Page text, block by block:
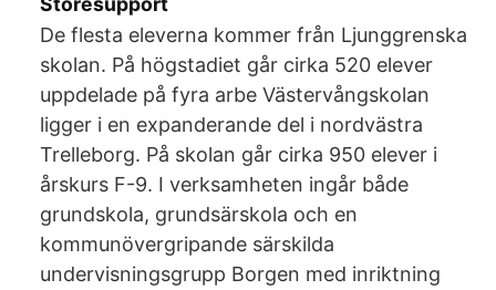
De flesta eleverna kommer från Ljunggrenska
skolan. På högstadiet går cirka 520 elever
uppdelade på fyra arbe Västervångskolan
ligger i en expanderande del i nordvästra
Trelleborg. På skolan går cirka 950 elever i
årskurs F-9. I verksamheten ingår både
grundskola, grundsärskola och en
kommunövergripande särskilda
undervisningsgrupp Borgen med inriktning